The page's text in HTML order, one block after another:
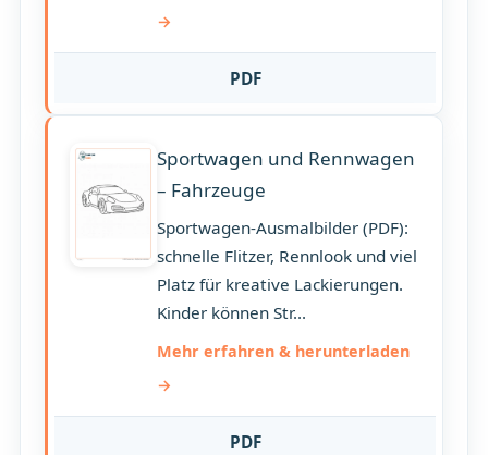
PDF
Sportwagen und Rennwagen
– Fahrzeuge
Sportwagen-Ausmalbilder (PDF):
schnelle Flitzer, Rennlook und viel
Platz für kreative Lackierungen.
Kinder können Str...
Mehr erfahren & herunterladen
PDF